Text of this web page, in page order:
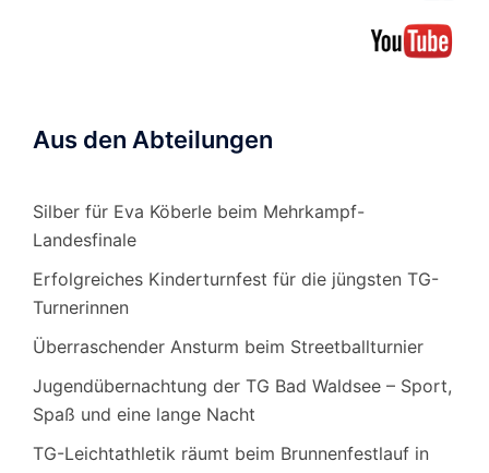
Aus den Abteilungen
Silber für Eva Köberle beim Mehrkampf-
Landesfinale
Erfolgreiches Kinderturnfest für die jüngsten TG-
Turnerinnen
Überraschender Ansturm beim Streetballturnier
Jugendübernachtung der TG Bad Waldsee – Sport,
Spaß und eine lange Nacht
TG-Leichtathletik räumt beim Brunnenfestlauf in